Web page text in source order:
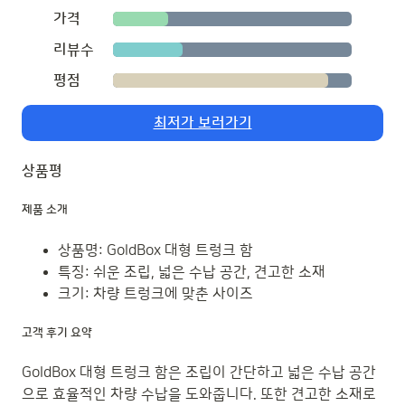
가격
리뷰수
평점
최저가 보러가기
상품평
제품 소개
상품명: GoldBox 대형 트렁크 함
특징: 쉬운 조립, 넓은 수납 공간, 견고한 소재
크기: 차량 트렁크에 맞춘 사이즈
고객 후기 요약
GoldBox 대형 트렁크 함은 조립이 간단하고 넓은 수납 공간
으로 효율적인 차량 수납을 도와줍니다. 또한 견고한 소재로